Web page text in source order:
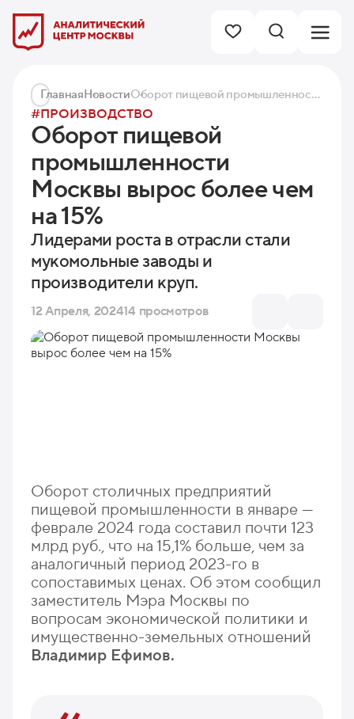
ГлавнаяНовости Оборот пищевой промышленности Москвы вырос более чем на 15%
#ПРОИЗВОДСТВО
Оборот пищевой
промышленности
Москвы вырос более чем
на 15%
Лидерами роста в отрасли стали
мукомольные заводы и
производители круп.
12 Апреля, 202414 просмотров
Оборот столичных предприятий
пищевой промышленности в январе —
феврале 2024 года составил почти 123
млрд руб., что на 15,1% больше, чем за
аналогичный период 2023-го в
сопоставимых ценах. Об этом сообщил
заместитель Мэра Москвы по
вопросам экономической политики и
имущественно-земельных отношений
Владимир Ефимов.